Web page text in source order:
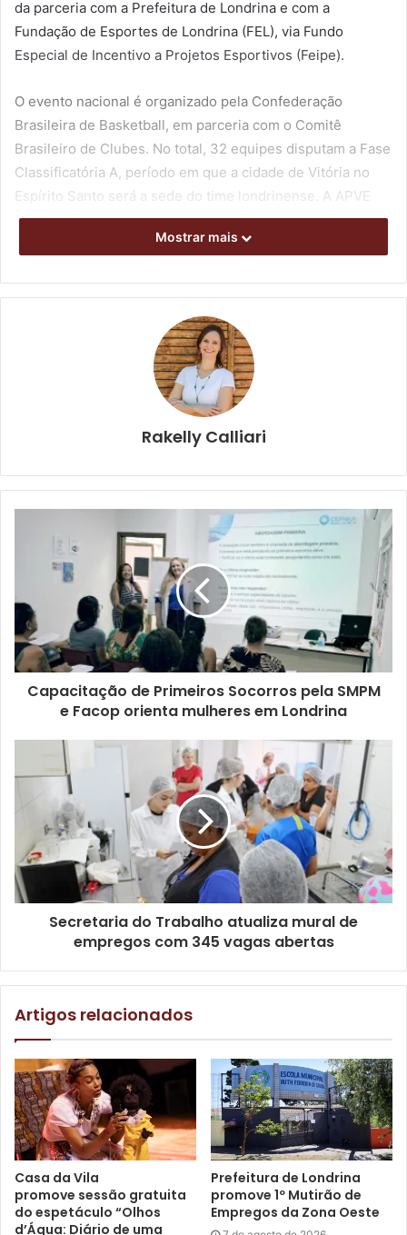
da parceria com a Prefeitura de Londrina e com a
Fundação de Esportes de Londrina (FEL), via Fundo
Especial de Incentivo a Projetos Esportivos (Feipe).
O evento nacional é organizado pela Confederação
Brasileira de Basketball, em parceria com o Comitê
Brasileiro de Clubes. No total, 32 equipes disputam a Fase
Classificatória A, período em que a cidade de Vitória no
Espírito Santo será a sede do time londrinense. A APVE
Londrina Basketball está no Grupo E, ao lado do Tijuca
Tênis Clube (RJ), do Assembleia (PA) e do Vizinhança (DF).
Assessoria APVE
O elenco do time de base de Londrina tem no comando o
técnico Arody Neto, que também ocupa o cargo na equipe
profissional. Para Neto, a participação da APVE na
competição é uma grande oportunidade e coloca o time
como destaque na categoria.
“Isso nos credencia como referência na modalidade,
principalmente aqui na nossa região. Esperamos
representar nossa cidade muito bem, e voltar em outro
nível. É uma oportunidade incrível não apenas para os
atletas, mas também para a comissão técnica”, disse.
Jogador Renato Wallison. Foto: Julio
Sodré / Assessoria APVE
Mostrar mais
Rakelly Calliari
Capacitação de Primeiros Socorros pela SMPM
e Facop orienta mulheres em Londrina
Secretaria do Trabalho atualiza mural de
empregos com 345 vagas abertas
Artigos relacionados
Casa da Vila
promove sessão gratuita
do espetáculo “Olhos
d’Água: Diário de uma
Prefeitura de Londrina
promove 1º Mutirão de
Empregos da Zona Oeste